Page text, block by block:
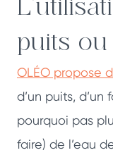
puits ou
OLÉO propose
d’un puits,
pourquoi pas
faire) de l’eau